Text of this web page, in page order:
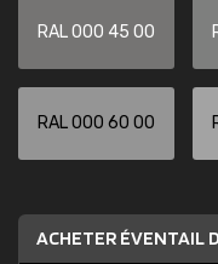
RAL 000 45 00
RAL 000 60 00
ACHETER ÉVENTAIL